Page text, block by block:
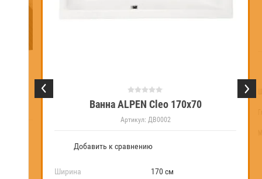
Ванна ALPEN Cleo 170x70
Артикул: ДВ0002
Добавить к сравнению
Ширина 170 см